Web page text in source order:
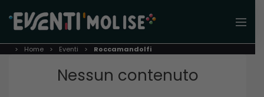
Home Eventi Roccamandolfi
Nessun contenuto